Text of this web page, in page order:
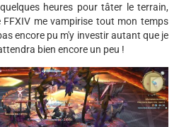
heures pour tâter le terrain,
me vampirise tout mon temps
encore pu m'y investir autant que je
bien encore un peu !